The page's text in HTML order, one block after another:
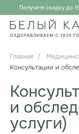
Получите скидку до
Главная /
Консультации и
и
услуги)